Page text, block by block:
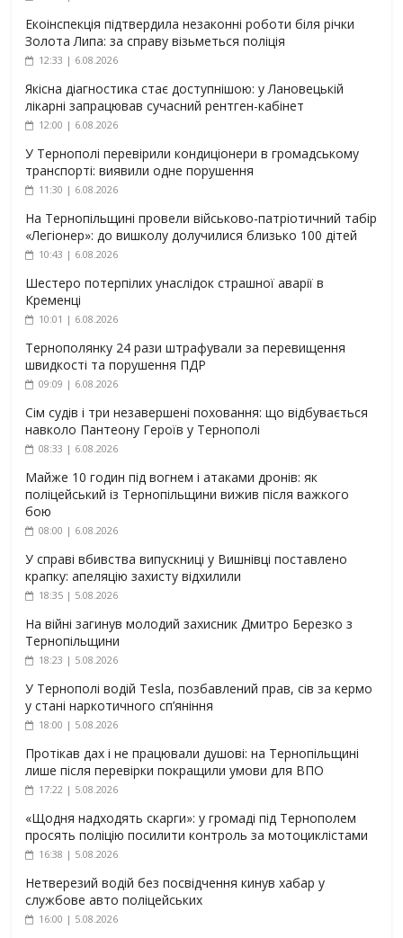
Екоінспекція підтвердила незаконні роботи біля річки
Золота Липа: за справу візьметься поліція
12:33 | 6.08.2026
Якісна діагностика стає доступнішою: у Лановецькій
лікарні запрацював сучасний рентген-кабінет
12:00 | 6.08.2026
У Тернополі перевірили кондиціонери в громадському
транспорті: виявили одне порушення
11:30 | 6.08.2026
На Тернопільщині провели військово-патріотичний табір
«Легіонер»: до вишколу долучилися близько 100 дітей
10:43 | 6.08.2026
Шестеро потерпілих унаслідок страшної аварії в
Кременці
10:01 | 6.08.2026
Тернополянку 24 рази штрафували за перевищення
швидкості та порушення ПДР
09:09 | 6.08.2026
Сім судів і три незавершені поховання: що відбувається
навколо Пантеону Героїв у Тернополі
08:33 | 6.08.2026
Майже 10 годин під вогнем і атаками дронів: як
поліцейський із Тернопільщини вижив після важкого
бою
08:00 | 6.08.2026
У справі вбивства випускниці у Вишнівці поставлено
крапку: апеляцію захисту відхилили
18:35 | 5.08.2026
На війні загинув молодий захисник Дмитро Березко з
Тернопільщини
18:23 | 5.08.2026
У Тернополі водій Tesla, позбавлений прав, сів за кермо
у стані наркотичного сп’яніння
18:00 | 5.08.2026
Протікав дах і не працювали душові: на Тернопільщині
лише після перевірки покращили умови для ВПО
17:22 | 5.08.2026
«Щодня надходять скарги»: у громаді під Тернополем
просять поліцію посилити контроль за мотоциклістами
16:38 | 5.08.2026
Нетверезий водій без посвідчення кинув хабар у
службове авто поліцейських
16:00 | 5.08.2026